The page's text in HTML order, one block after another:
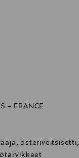
– FRANCE
osteriveitsisetti,